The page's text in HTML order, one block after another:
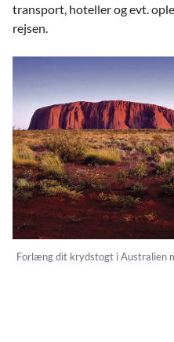
transport, hoteller og evt.
rejsen.
Forlæng dit krydstogt i Australien